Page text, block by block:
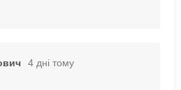
4 дні тому